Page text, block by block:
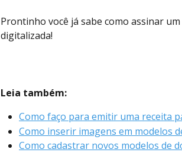
Prontinho você já sabe como assinar
digitalizada!
Leia também:
Como faço para emitir uma receita
Como inserir imagens em modelos
Como cadastrar novos modelos de